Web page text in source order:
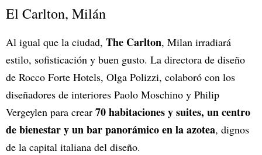
El Carlton, Milán
Al igual que la ciudad, The Carlton, Milan irradiará
estilo, sofisticación y buen gusto. La directora de diseño
de Rocco Forte Hotels, Olga Polizzi, colaboró con los
diseñadores de interiores Paolo Moschino y Philip
Vergeylen para crear 70 habitaciones y suites, un centro
de bienestar y un bar panorámico en la azotea, dignos
de la capital italiana del diseño.